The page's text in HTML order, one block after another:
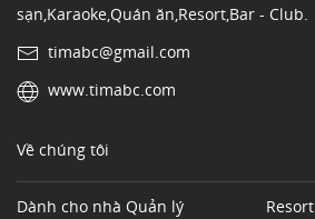
sạn,Karaoke,Quán ăn,Resort,Bar - Club.
timabc@gmail.com
www.timabc.com
Về chúng tôi
Dành cho nhà Quản lý
Resort